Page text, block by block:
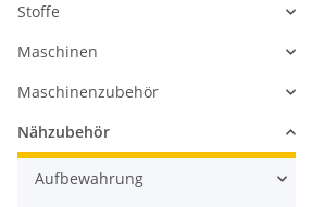
Stoffe
Maschinen
Maschinenzubehör
Nähzubehör
Aufbewahrung